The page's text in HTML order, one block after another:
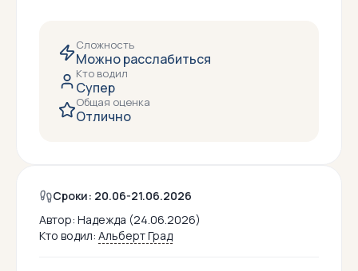
Сложность
Можно расслабиться
Кто водил
Супер
Общая оценка
Отлично
Сроки: 20.06-21.06.2026
Автор: Надежда (24.06.2026)
Кто водил: Альберт Град